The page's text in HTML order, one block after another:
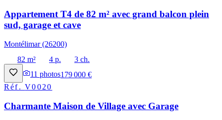
Appartement T4 de 82 m² avec grand balcon plein
sud, garage et cave
Montélimar (26200)
82 m²
4 p.
3 ch.
11 photos179 000 €
Réf.V0020
Charmante Maison de Village avec Garage